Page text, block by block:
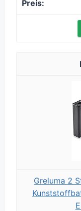
Greluma 2